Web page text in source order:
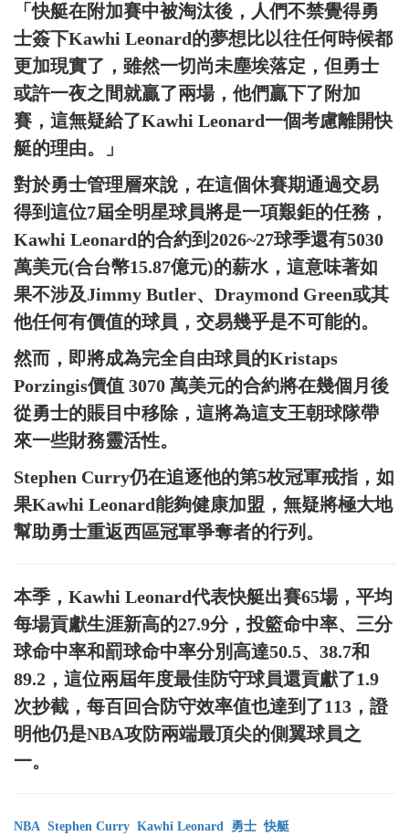
「快艇在附加賽中被淘汰後，人們不禁覺得勇
士簽下Kawhi Leonard的夢想比以往任何時候都
更加現實了，雖然一切尚未塵埃落定，但勇士
或許一夜之間就贏了兩場，他們贏下了附加
賽，這無疑給了Kawhi Leonard一個考慮離開快
艇的理由。」
對於勇士管理層來說，在這個休賽期通過交易
得到這位7屆全明星球員將是一項艱鉅的任務，
Kawhi Leonard的合約到2026~27球季還有5030
萬美元(合台幣15.87億元)的薪水，這意味著如
果不涉及Jimmy Butler、Draymond Green或其
他任何有價值的球員，交易幾乎是不可能的。
然而，即將成為完全自由球員的Kristaps
Porzingis價值 3070 萬美元的合約將在幾個月後
從勇士的賬目中移除，這將為這支王朝球隊帶
來一些財務靈活性。
Stephen Curry仍在追逐他的第5枚冠軍戒指，如
果Kawhi Leonard能夠健康加盟，無疑將極大地
幫助勇士重返西區冠軍爭奪者的行列。
本季，Kawhi Leonard代表快艇出賽65場，平均
每場貢獻生涯新高的27.9分，投籃命中率、三分
球命中率和罰球命中率分別高達50.5、38.7和
89.2，這位兩屆年度最佳防守球員還貢獻了1.9
次抄截，每百回合防守效率值也達到了113，證
明他仍是NBA攻防兩端最頂尖的側翼球員之
一。
NBA Stephen Curry Kawhi Leonard 勇士 快艇